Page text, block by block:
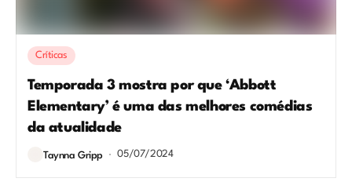
Críticas
Temporada 3 mostra por que ‘Abbott
Elementary’ é uma das melhores comédias
da atualidade
Taynna Gripp 05/07/2024